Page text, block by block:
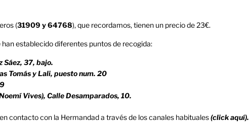
(31909 y 64768), que recordamos, tienen un precio de 23€.
establecido diferentes puntos de recogida:
Sáez, 37, bajo.
Tomás y Lali, puesto num. 20
Vives), Calle Desamparados, 10.
contacto con la Hermandad a través de los canales habituales(click aquí).